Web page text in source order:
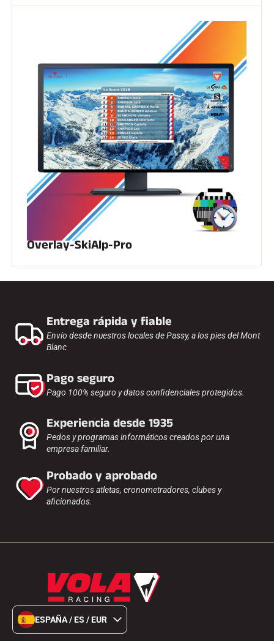
ESQUÍ DE FONDO
Overlay-SkiAlp-Pro
Entrega rápida y fiable
Envío desde nuestros locales de Passy, a los pies del Mont
Blanc
Pago seguro
Pago 100% seguro y datos confidenciales protegidos.
Experiencia desde 1935
Pedos y programas informáticos creados por una
empresa familiar.
Probado y aprobado
Por nuestros atletas, cronometradores, clubes y
aficionados.
ESPAÑA / ES / EUR